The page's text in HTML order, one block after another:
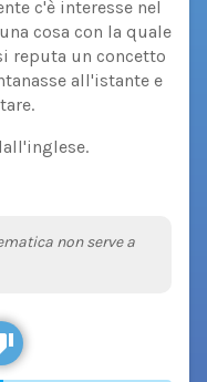
c'è interesse nel
cosa con la quale
reputa un concetto
all'istante e
non serve a